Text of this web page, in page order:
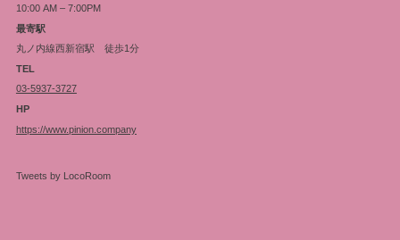
10:00 AM – 7:00PM
最寄駅
丸ノ内線西新宿駅 徒歩1分
TEL
03-5937-3727
HP
https://www.pinion.company
Tweets by LocoRoom